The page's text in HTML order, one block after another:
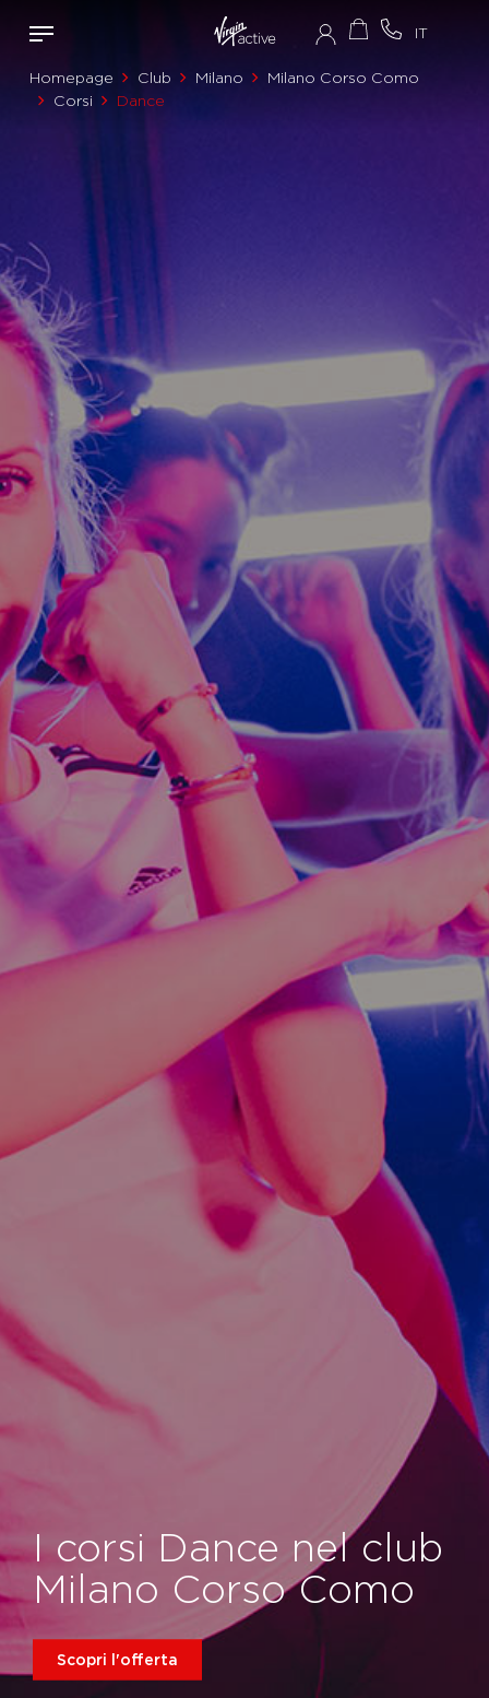
Homepage Club Milano
Milano Corso Como
Corsi
Dance
I corsi Dance nel club
Milano Corso Como
Scopri l'offerta